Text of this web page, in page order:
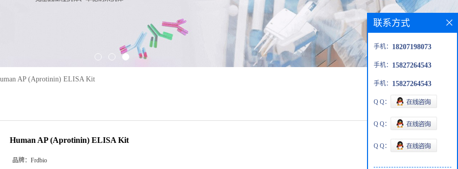
AP (Aprotinin) ELISA Kit
Human AP (Aprotinin) ELISA Kit
品牌： Frdbio
联系方式
手机： 18207198073
手机： 15827264543
手机： 15827264543
Q Q：
Q Q：
Q Q：